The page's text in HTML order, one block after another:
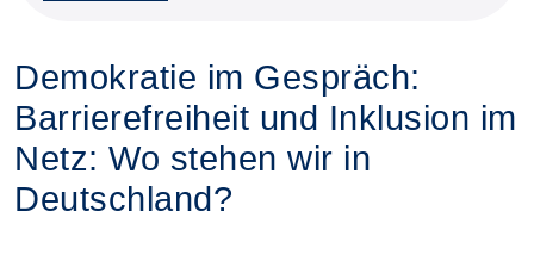
Demokratie im Gespräch:
Barrierefreiheit und Inklusion im
Netz: Wo stehen wir in
Deutschland?